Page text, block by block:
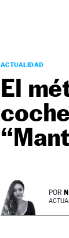
ACTUALIDAD
El
POR